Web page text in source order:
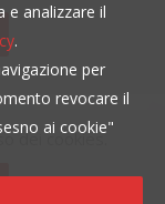
dei cookies.
e analizzare il
.
per
revocare il
ai cookie"